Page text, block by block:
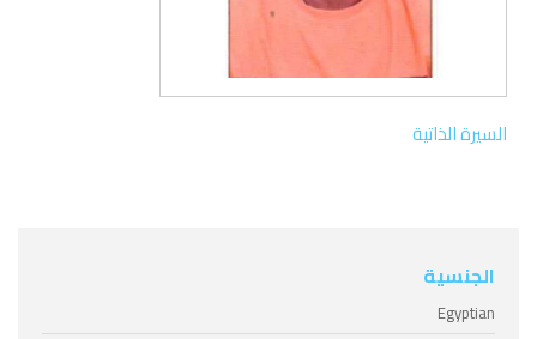
السيرة الذاتية
الجنسية
Egyptian